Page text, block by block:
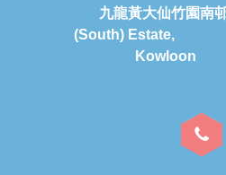
九龍黃大仙竹園
(South) Estate,